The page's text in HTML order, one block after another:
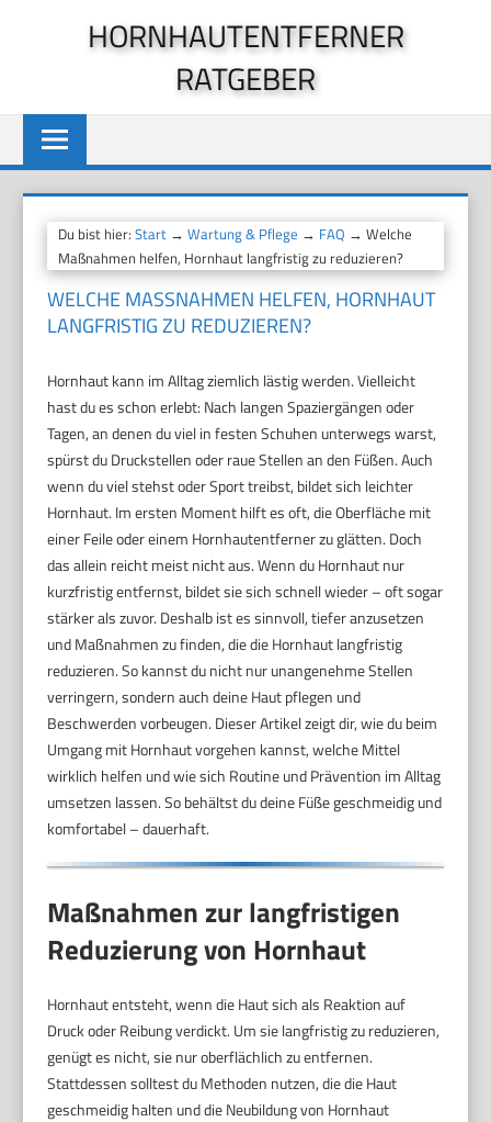
HORNHAUTENTFERNER
RATGEBER
Du bist hier:Start →Wartung & Pflege → FAQ → Welche
Maßnahmen helfen, Hornhaut langfristig zu reduzieren?
WELCHE MASSNAHMEN HELFEN, HORNHAUT L
ANGFRISTIG ZU REDUZIEREN?
Hornhaut kann im Alltag ziemlich lästig werden. Vielleicht
hast du es schon erlebt: Nach langen Spaziergängen oder
Tagen, an denen du viel in festen Schuhen unterwegs warst,
spürst du Druckstellen oder raue Stellen an den Füßen. Auch
wenn du viel stehst oder Sport treibst, bildet sich leichter
Hornhaut. Im ersten Moment hilft es oft, die Oberfläche mit
einer Feile oder einem Hornhautentferner zu glätten. Doch
das allein reicht meist nicht aus. Wenn du Hornhaut nur
kurzfristig entfernst, bildet sie sich schnell wieder – oft sogar
stärker als zuvor. Deshalb ist es sinnvoll, tiefer anzusetzen
und Maßnahmen zu finden, die die Hornhaut langfristig
reduzieren. So kannst du nicht nur unangenehme Stellen
verringern, sondern auch deine Haut pflegen und
Beschwerden vorbeugen. Dieser Artikel zeigt dir, wie du beim
Umgang mit Hornhaut vorgehen kannst, welche Mittel
wirklich helfen und wie sich Routine und Prävention im Alltag
umsetzen lassen. So behältst du deine Füße geschmeidig und
komfortabel – dauerhaft.
Maßnahmen zur langfristigen
Reduzierung von Hornhaut
Hornhaut entsteht, wenn die Haut sich als Reaktion auf
Druck oder Reibung verdickt. Um sie langfristig zu reduzieren,
genügt es nicht, sie nur oberflächlich zu entfernen.
Stattdessen solltest du Methoden nutzen, die die Haut
geschmeidig halten und die Neubildung von Hornhaut